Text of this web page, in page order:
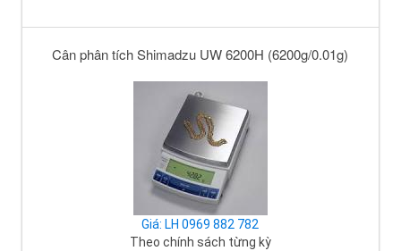
Cân phân tích Shimadzu UW 6200H (6200g/0.01g)
Giá: LH 0969 882 782
Theo chính sách từng kỳ